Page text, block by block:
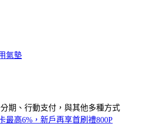
氣墊
期、行動支付，與其他多種方式
最高6%，新戶再享首刷禮800P